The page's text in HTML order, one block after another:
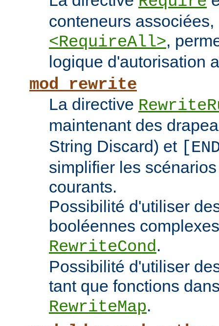
conteneurs associées,
<RequireAll>,
logique d'autorisation
mod_rewrite
La directive
maintenant des
String Discard) et
simplifier les
courants.
Possibilité d'utiliser
booléennes
RewriteCond.
Possibilité d'utiliser
tant que fonctions
RewriteMap.